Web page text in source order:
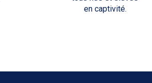
en captivité.